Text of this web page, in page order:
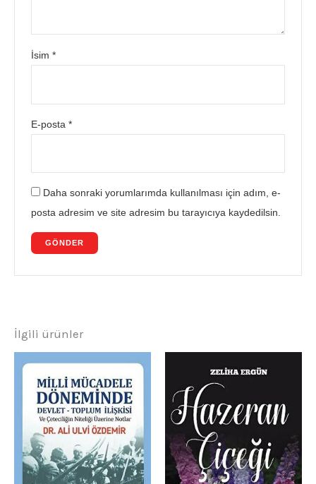
İsim*
E-posta*
Daha sonraki yorumlarımda kullanılması için adım, e-
posta adresim ve site adresim bu tarayıcıya kaydedilsin.
İlgili ürünler